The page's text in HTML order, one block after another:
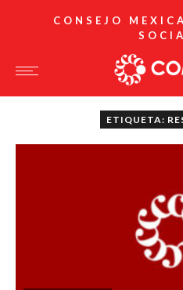
CONSEJO
ETIQUETA: